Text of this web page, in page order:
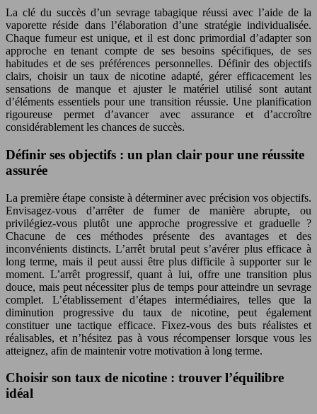
La clé du succès d’un sevrage tabagique réussi avec l’aide de la
vaporette réside dans l’élaboration d’une stratégie individualisée.
Chaque fumeur est unique, et il est donc primordial d’adapter son
approche en tenant compte de ses besoins spécifiques, de ses
habitudes et de ses préférences personnelles. Définir des objectifs
clairs, choisir un taux de nicotine adapté, gérer efficacement les
sensations de manque et ajuster le matériel utilisé sont autant
d’éléments essentiels pour une transition réussie. Une planification
rigoureuse permet d’avancer avec assurance et d’accroître
considérablement les chances de succès.
Définir ses objectifs : un plan clair pour une réussite
assurée
La première étape consiste à déterminer avec précision vos objectifs.
Envisagez-vous d’arrêter de fumer de manière abrupte, ou
privilégiez-vous plutôt une approche progressive et graduelle ?
Chacune de ces méthodes présente des avantages et des
inconvénients distincts. L’arrêt brutal peut s’avérer plus efficace à
long terme, mais il peut aussi être plus difficile à supporter sur le
moment. L’arrêt progressif, quant à lui, offre une transition plus
douce, mais peut nécessiter plus de temps pour atteindre un sevrage
complet. L’établissement d’étapes intermédiaires, telles que la
diminution progressive du taux de nicotine, peut également
constituer une tactique efficace. Fixez-vous des buts réalistes et
réalisables, et n’hésitez pas à vous récompenser lorsque vous les
atteignez, afin de maintenir votre motivation à long terme.
Choisir son taux de nicotine : trouver l’équilibre
idéal